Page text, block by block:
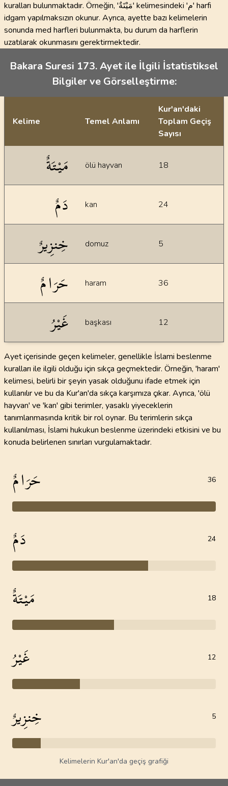
kuralları bulunmaktadır. Örneğin, 'مَيْتَةٌ' kelimesindeki 'م' harfi
idgam yapılmaksızın okunur. Ayrıca, ayette bazı kelimelerin
sonunda med harfleri bulunmakta, bu durum da harflerin
uzatılarak okunmasını gerektirmektedir.
Bakara Suresi 173. Ayet ile İlgili İstatistiksel
Bilgiler ve Görselleştirme:
Kelime Temel Anlamı
Kur'an'daki
Toplam Geçiş
Sayısı
مَيْتَةٌ ölü hayvan 18
دَمٌ kan 24
خِنزِيرٌ domuz 5
حَرَامٌ haram 36
غَيْرُ başkası 12
Ayet içerisinde geçen kelimeler, genellikle İslami beslenme
kuralları ile ilgili olduğu için sıkça geçmektedir. Örneğin, 'haram'
kelimesi, belirli bir şeyin yasak olduğunu ifade etmek için
kullanılır ve bu da Kur'an'da sıkça karşımıza çıkar. Ayrıca, 'ölü
hayvan' ve 'kan' gibi terimler, yasaklı yiyeceklerin
tanımlanmasında kritik bir rol oynar. Bu terimlerin sıkça
kullanılması, İslami hukukun beslenme üzerindeki etkisini ve bu
konuda belirlenen sınırları vurgulamaktadır.
حَرَامٌ 36
دَمٌ 24
مَيْتَةٌ 18
غَيْرُ 12
خِنزِيرٌ 5
Kelimelerin Kur'an'da geçiş grafiği